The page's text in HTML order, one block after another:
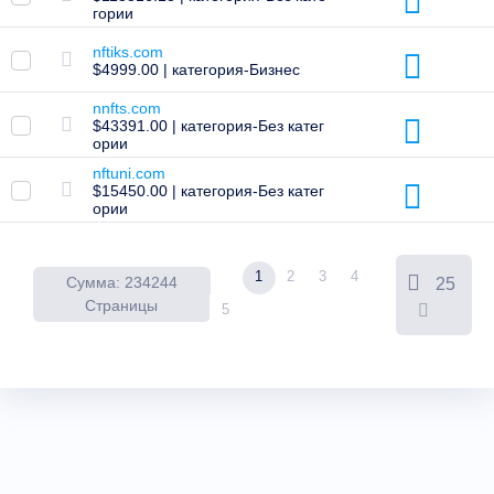
разрешительный
документ
Список
пользователей
Список
пользователей
Пользовательские
аукционы
Аукционы
для
премиум-
пользователей
для
предварительного
ожидание
гории
nftiks.com
$4999.00 | категория-Бизнес
nnfts.com
$43391.00 | категория-Без катег
ории
nftuni.com
$15450.00 | категория-Без катег
ории
Сумма: 234244
Страницы
1 2 3
4
5
25